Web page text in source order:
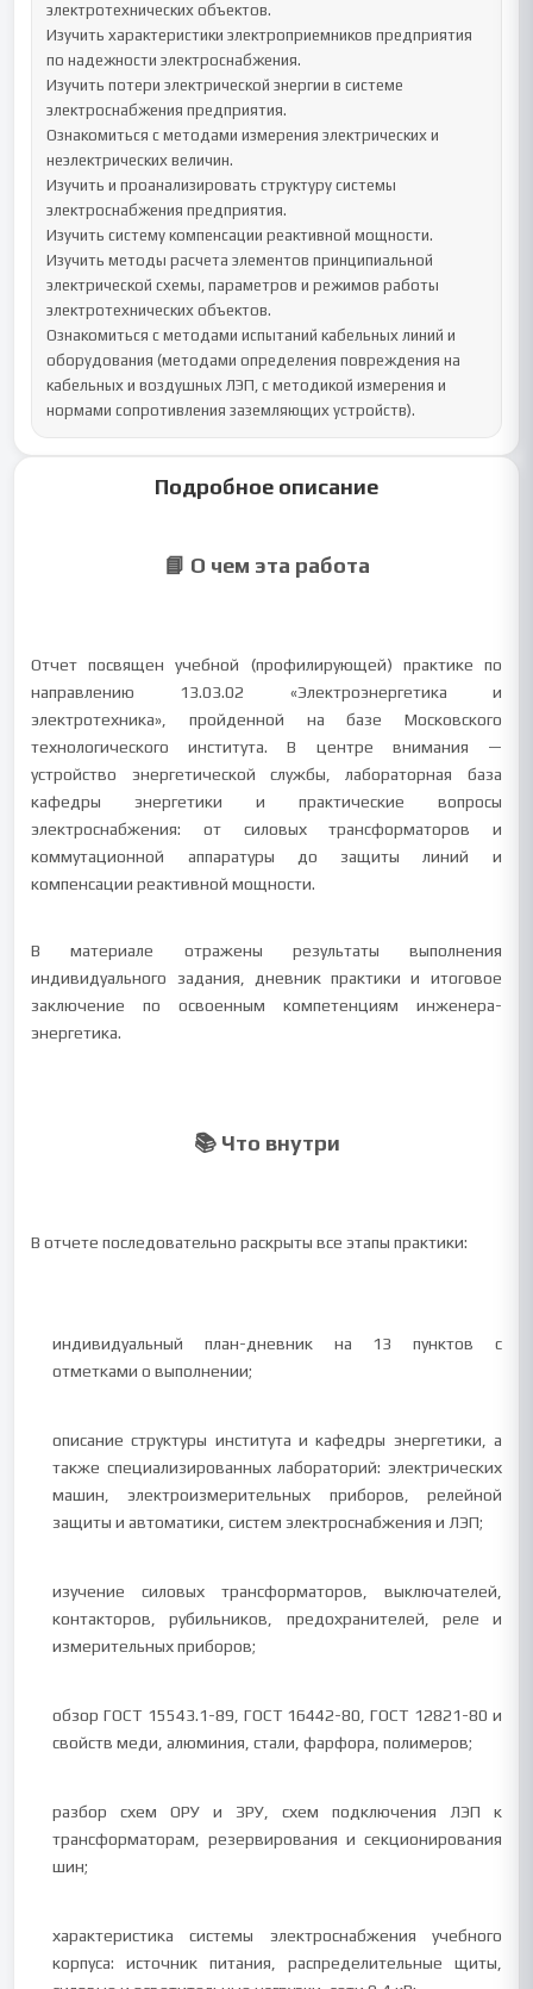
электротехнических объектов.
Изучить характеристики электроприемников предприятия
по надежности электроснабжения.
Изучить потери электрической энергии в системе
электроснабжения предприятия.
Ознакомиться с методами измерения электрических и
неэлектрических величин.
Изучить и проанализировать структуру системы
электроснабжения предприятия.
Изучить систему компенсации реактивной мощности.
Изучить методы расчета элементов принципиальной
электрической схемы, параметров и режимов работы
электротехнических объектов.
Ознакомиться с методами испытаний кабельных линий и
оборудования (методами определения повреждения на
кабельных и воздушных ЛЭП, с методикой измерения и
нормами сопротивления заземляющих устройств).
Подробное описание
📘 О чем эта работа
Отчет посвящен учебной (профилирующей) практике по
направлению 13.03.02 «Электроэнергетика и
электротехника», пройденной на базе Московского
технологического института. В центре внимания —
устройство энергетической службы, лабораторная база
кафедры энергетики и практические вопросы
электроснабжения: от силовых трансформаторов и
коммутационной аппаратуры до защиты линий и
компенсации реактивной мощности.
В материале отражены результаты выполнения
индивидуального задания, дневник практики и итоговое
заключение по освоенным компетенциям инженера-
энергетика.
📚 Что внутри
В отчете последовательно раскрыты все этапы практики:
индивидуальный план-дневник на 13 пунктов с
отметками о выполнении;
описание структуры института и кафедры энергетики, а
также специализированных лабораторий: электрических
машин, электроизмерительных приборов, релейной
защиты и автоматики, систем электроснабжения и ЛЭП;
изучение силовых трансформаторов, выключателей,
контакторов, рубильников, предохранителей, реле и
измерительных приборов;
обзор ГОСТ 15543.1-89, ГОСТ 16442-80, ГОСТ 12821-80 и
свойств меди, алюминия, стали, фарфора, полимеров;
разбор схем ОРУ и ЗРУ, схем подключения ЛЭП к
трансформаторам, резервирования и секционирования
шин;
характеристика системы электроснабжения учебного
корпуса: источник питания, распределительные щиты,